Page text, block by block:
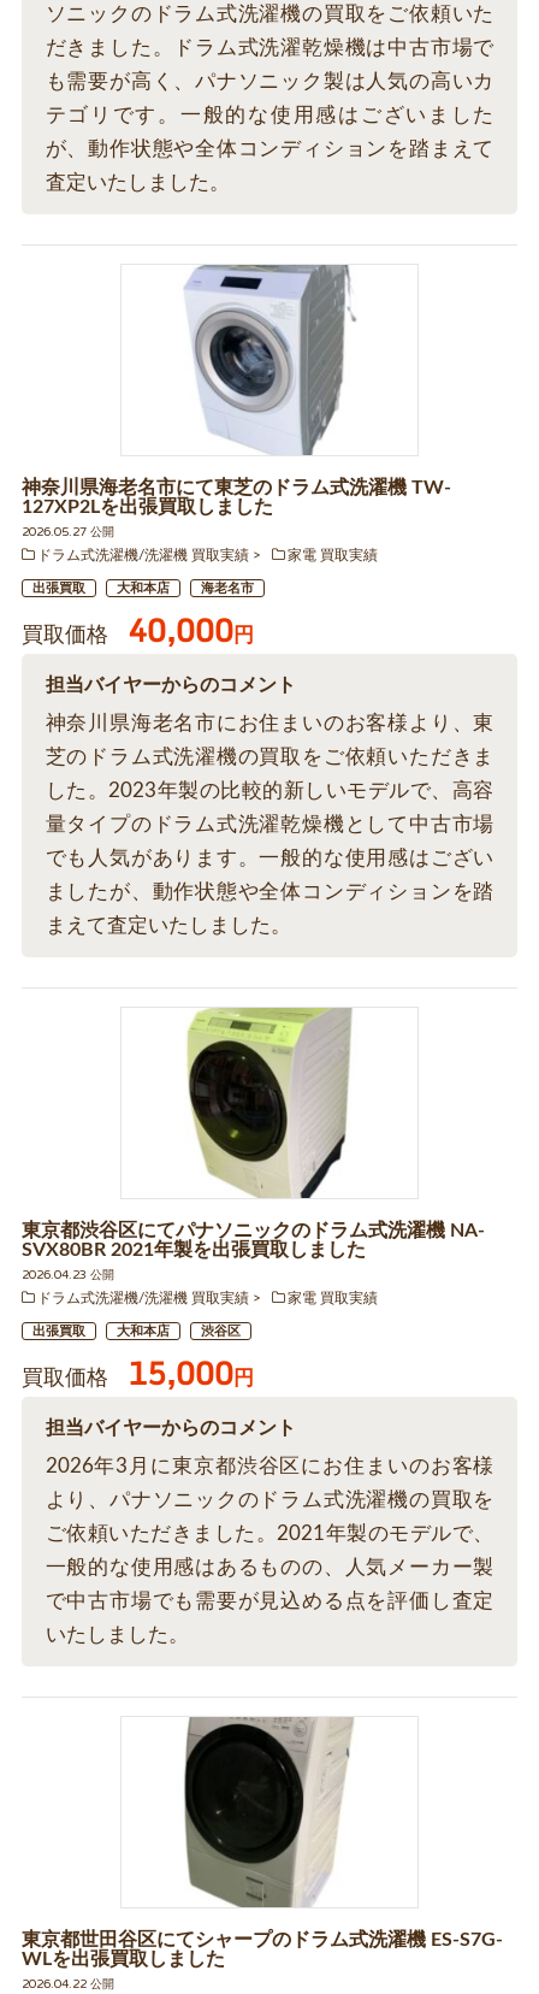
ソニックのドラム式洗濯機の買取をご依頼いた
だきました。ドラム式洗濯乾燥機は中古市場で
も需要が高く、パナソニック製は人気の高いカ
テゴリです。一般的な使用感はございました
が、動作状態や全体コンディションを踏まえて
査定いたしました。
神奈川県海老名市にて東芝のドラム式洗濯機 TW-
127XP2Lを出張買取しました
2026.05.27 公開
ドラム式洗濯機/洗濯機 買取実績
家電 買取実績
出張買取 大和本店 海老名市
買取価格 40,000円
担当バイヤーからのコメント
神奈川県海老名市にお住まいのお客様より、東
芝のドラム式洗濯機の買取をご依頼いただきま
した。2023年製の比較的新しいモデルで、高容
量タイプのドラム式洗濯乾燥機として中古市場
でも人気があります。一般的な使用感はござい
ましたが、動作状態や全体コンディションを踏
まえて査定いたしました。
東京都渋谷区にてパナソニックのドラム式洗濯機 NA-
SVX80BR 2021年製を出張買取しました
2026.04.23 公開
ドラム式洗濯機/洗濯機 買取実績
家電 買取実績
出張買取 大和本店 渋谷区
買取価格 15,000円
担当バイヤーからのコメント
2026年3月に東京都渋谷区にお住まいのお客様
より、パナソニックのドラム式洗濯機の買取を
ご依頼いただきました。2021年製のモデルで、
一般的な使用感はあるものの、人気メーカー製
で中古市場でも需要が見込める点を評価し査定
いたしました。
東京都世田谷区にてシャープのドラム式洗濯機 ES-S7G-
WLを出張買取しました
2026.04.22 公開